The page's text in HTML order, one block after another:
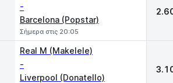
-
Barcelona (Popstar)
Σήμερα στις 20:05
Real M (Makelele)
-
Liverpool (Donatello)